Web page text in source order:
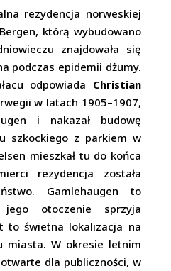
rezydencja norweskiej
którą wybudowano
znajdowała się
podczas epidemii dżumy.
odpowiada Christian
w latach 1905–1907,
i nakazał budowę
szkockiego z parkiem w
mieszkał tu do końca
rezydencja została
Gamlehaugen to
otoczenie sprzyja
to świetna lokalizacja na
miasta. W okresie letnim
dla publiczności, w